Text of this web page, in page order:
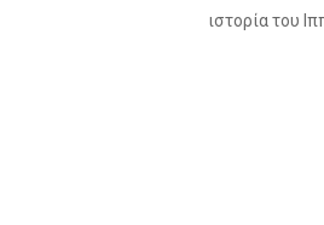
ιστορία του